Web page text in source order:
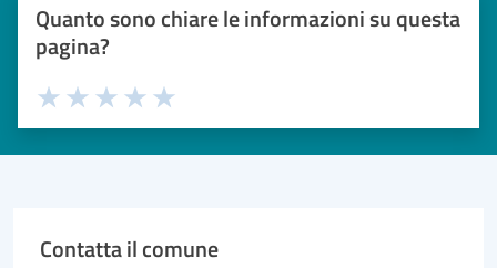
Quanto sono chiare le informazioni su questa
pagina?
Valuta 5 stelle su 5
Valuta 4 stelle su 5
Valuta 3 stelle su 5
Valuta 2 stelle su 5
Valuta 1 stelle su 5
Contatta il comune